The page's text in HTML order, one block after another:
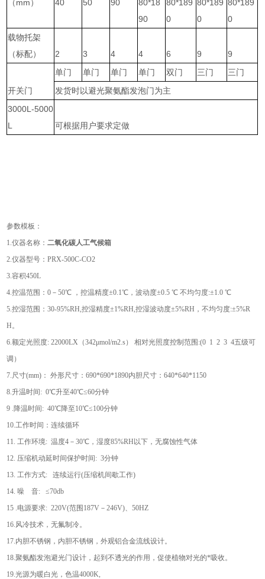
（mm） 40 50 90
80*18
90
80*189
0
80*189
0
80*189
0
载物托架
（标配）
2 3 4 4 6 9 9
开关门
单门 单门 单门 单门 双门 三门
三门
发货时以避光聚氨酯发泡门为主
3000L-5000
L
可根据用户要求定做
参数模板：
1.仪器名称：二氧化碳人工气候箱
2.仪器型号：PRX-500C-CO2
3.容积450L
4.控温范围：0－50℃ ，控温精度±0.1℃，波动度±0.5 ℃ 不均匀度:±1.0 ℃
5.控湿范围：30-95%RH,控湿精度±1%RH,控湿波动度±5%RH，不均匀度:±5%R
H。
6.额定光照度: 22000LX（342μmol/m2.s） 相对光照度控制范围:(0 1 2 3 4五级可
调）
7.尺寸(mm)： 外形尺寸：690*690*1890内胆尺寸：640*640*1150
8.升温时间: 0℃升至40℃≤60分钟
9 .降温时间: 40℃降至10℃≤100分钟
10.工作时间：连续循环
11. 工作环境: 温度4－30℃，湿度85%RH以下，无腐蚀性气体
12. 压缩机动延时间保护时间: 3分钟
13. 工作方式: 连续运行(压缩机间歇工作)
14. 噪 音: ≤70db
15 .电源要求: 220V(范围187V－246V)、50HZ
16.风冷技术，无氟制冷。
17.内胆不锈钢，内胆不锈钢，外观铝合金流线设计。
18.聚氨酯发泡避光门设计，起到不透光的作用，促使植物对光的*吸收。
19.光源为暖白光，色温4000K,